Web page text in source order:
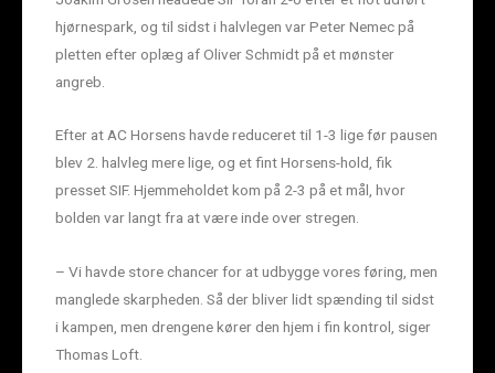
hjørnespark, og til sidst i halvlegen var Peter Nemec på
pletten efter oplæg af Oliver Schmidt på et mønster
angreb.
Efter at AC Horsens havde reduceret til 1-3 lige før pausen
blev 2. halvleg mere lige, og et fint Horsens-hold, fik
presset SIF. Hjemmeholdet kom på 2-3 på et mål, hvor
bolden var langt fra at være inde over stregen.
– Vi havde store chancer for at udbygge vores føring, men
manglede skarpheden. Så der bliver lidt spænding til sidst
i kampen, men drengene kører den hjem i fin kontrol, siger
Thomas Loft.